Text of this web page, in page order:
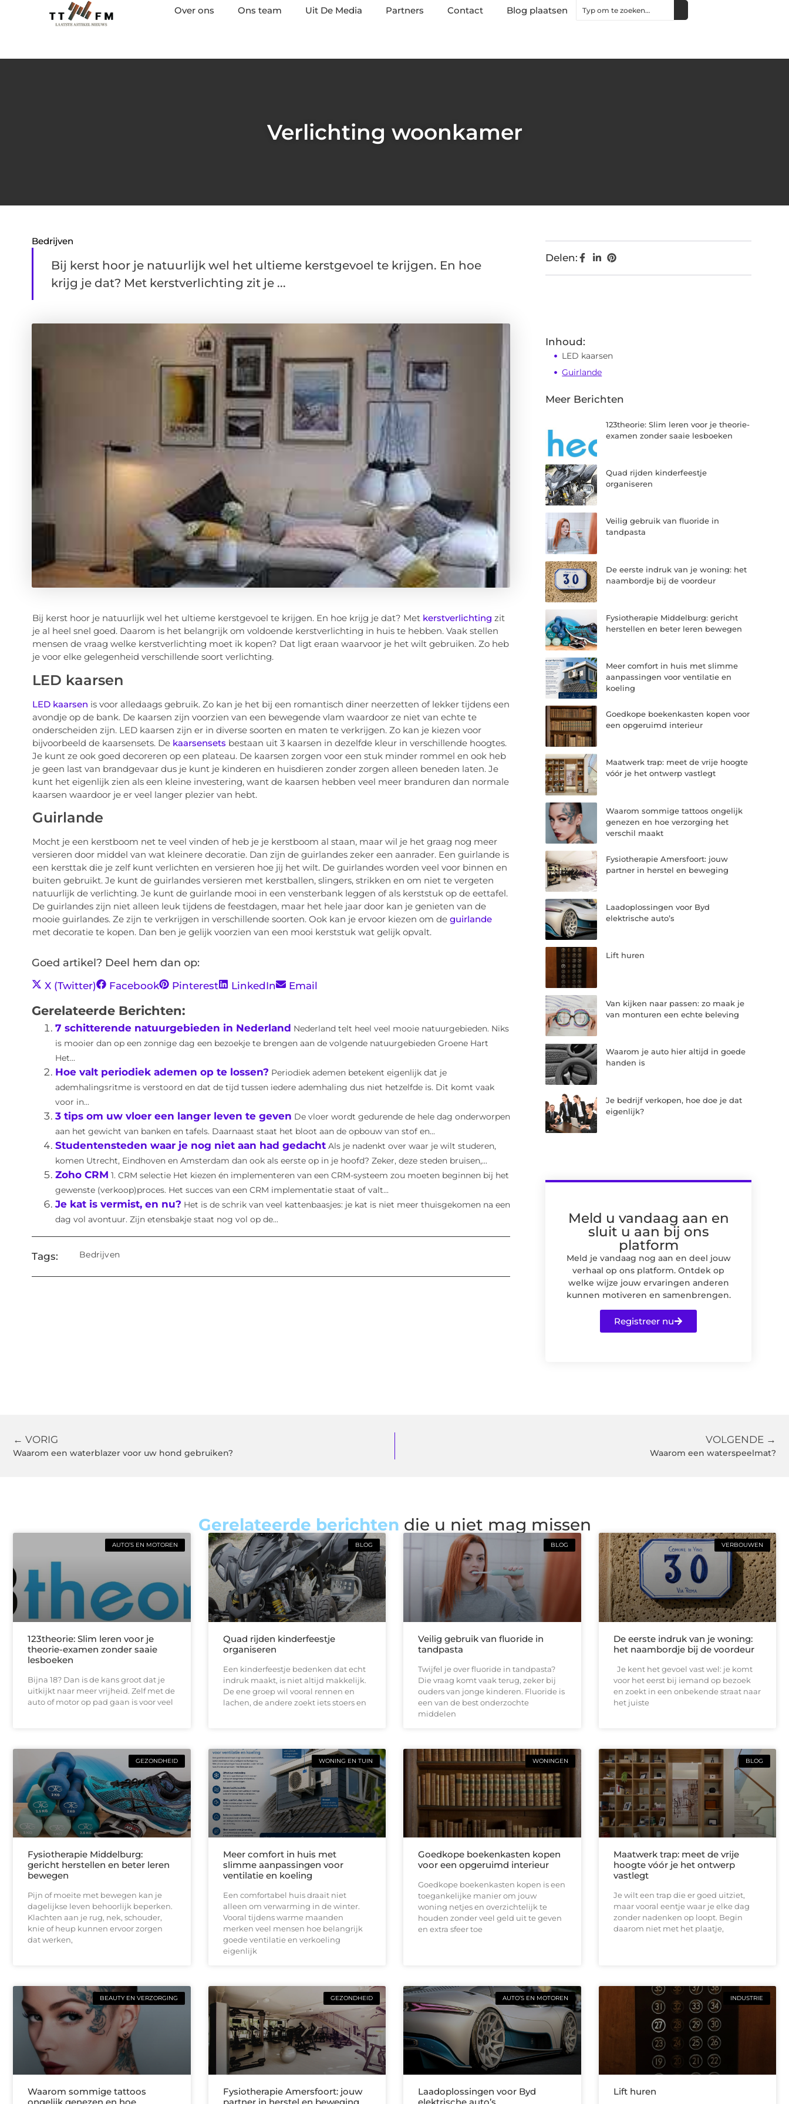
Over ons Ons team Uit De Media Partners Contact Blog plaatsen
Verlichting woonkamer
Bedrijven
Bij kerst hoor je natuurlijk wel het ultieme kerstgevoel te krijgen. En hoe
krijg je dat? Met kerstverlichting zit je ...
Bij kerst hoor je natuurlijk wel het ultieme kerstgevoel te krijgen. En hoe krijg je dat? Met kerstverlichting zit
je al heel snel goed. Daarom is het belangrijk om voldoende kerstverlichting in huis te hebben. Vaak stellen
mensen de vraag welke kerstverlichting moet ik kopen? Dat ligt eraan waarvoor je het wilt gebruiken. Zo heb
je voor elke gelegenheid verschillende soort verlichting.
LED kaarsen
LED kaarsen is voor alledaags gebruik. Zo kan je het bij een romantisch diner neerzetten of lekker tijdens een
avondje op de bank. De kaarsen zijn voorzien van een bewegende vlam waardoor ze niet van echte te
onderscheiden zijn. LED kaarsen zijn er in diverse soorten en maten te verkrijgen. Zo kan je kiezen voor
bijvoorbeeld de kaarsensets. De kaarsensets bestaan uit 3 kaarsen in dezelfde kleur in verschillende hoogtes.
Je kunt ze ook goed decoreren op een plateau. De kaarsen zorgen voor een stuk minder rommel en ook heb
je geen last van brandgevaar dus je kunt je kinderen en huisdieren zonder zorgen alleen beneden laten. Je
kunt het eigenlijk zien als een kleine investering, want de kaarsen hebben veel meer branduren dan normale
kaarsen waardoor je er veel langer plezier van hebt.
Guirlande
Mocht je een kerstboom net te veel vinden of heb je je kerstboom al staan, maar wil je het graag nog meer
versieren door middel van wat kleinere decoratie. Dan zijn de guirlandes zeker een aanrader. Een guirlande is
een kersttak die je zelf kunt verlichten en versieren hoe jij het wilt. De guirlandes worden veel voor binnen en
buiten gebruikt. Je kunt de guirlandes versieren met kerstballen, slingers, strikken en om niet te vergeten
natuurlijk de verlichting. Je kunt de guirlande mooi in een vensterbank leggen of als kerststuk op de eettafel.
De guirlandes zijn niet alleen leuk tijdens de feestdagen, maar het hele jaar door kan je genieten van de
mooie guirlandes. Ze zijn te verkrijgen in verschillende soorten. Ook kan je ervoor kiezen om de guirlande
met decoratie te kopen. Dan ben je gelijk voorzien van een mooi kerststuk wat gelijk opvalt.
Goed artikel? Deel hem dan op:
X (Twitter) Facebook Pinterest LinkedIn Email
Gerelateerde Berichten:
7 schitterende natuurgebieden in Nederland Nederland telt heel veel mooie natuurgebieden. Niks
is mooier dan op een zonnige dag een bezoekje te brengen aan de volgende natuurgebieden Groene Hart
Het...
Hoe valt periodiek ademen op te lossen? Periodiek ademen betekent eigenlijk dat je
ademhalingsritme is verstoord en dat de tijd tussen iedere ademhaling dus niet hetzelfde is. Dit komt vaak
voor in...
3 tips om uw vloer een langer leven te geven De vloer wordt gedurende de hele dag onderworpen
aan het gewicht van banken en tafels. Daarnaast staat het bloot aan de opbouw van stof en...
Studentensteden waar je nog niet aan had gedacht Als je nadenkt over waar je wilt studeren,
komen Utrecht, Eindhoven en Amsterdam dan ook als eerste op in je hoofd? Zeker, deze steden bruisen,...
Zoho CRM 1. CRM selectie Het kiezen én implementeren van een CRM-systeem zou moeten beginnen bij het
gewenste (verkoop)proces. Het succes van een CRM implementatie staat of valt...
Je kat is vermist, en nu? Het is de schrik van veel kattenbaasjes: je kat is niet meer thuisgekomen na een
dag vol avontuur. Zijn etensbakje staat nog vol op de...
Tags: Bedrijven
Delen:
Inhoud:
LED kaarsen
Guirlande
Meer Berichten
123theorie: Slim leren voor je theorie-
examen zonder saaie lesboeken
Quad rijden kinderfeestje
organiseren
Veilig gebruik van fluoride in
tandpasta
De eerste indruk van je woning: het
naambordje bij de voordeur
Fysiotherapie Middelburg: gericht
herstellen en beter leren bewegen
Meer comfort in huis met slimme
aanpassingen voor ventilatie en
koeling
Goedkope boekenkasten kopen voor
een opgeruimd interieur
Maatwerk trap: meet de vrije hoogte
vóór je het ontwerp vastlegt
Waarom sommige tattoos ongelijk
genezen en hoe verzorging het
verschil maakt
Fysiotherapie Amersfoort: jouw
partner in herstel en beweging
Laadoplossingen voor Byd
elektrische auto’s
Lift huren
Van kijken naar passen: zo maak je
van monturen een echte beleving
Waarom je auto hier altijd in goede
handen is
Je bedrijf verkopen, hoe doe je dat
eigenlijk?
Meld u vandaag aan en
sluit u aan bij ons
platform
Meld je vandaag nog aan en deel jouw
verhaal op ons platform. Ontdek op
welke wijze jouw ervaringen anderen
kunnen motiveren en samenbrengen.
Registreer nu
← VORIG
Waarom een waterblazer voor uw hond gebruiken?
VOLGENDE →
Waarom een waterspeelmat?
Gerelateerde berichten die u niet mag missen
AUTO’S EN MOTOREN
123theorie: Slim leren voor je
theorie-examen zonder saaie
lesboeken
Bijna 18? Dan is de kans groot dat je
uitkijkt naar meer vrijheid. Zelf met de
auto of motor op pad gaan is voor veel
BLOG
Quad rijden kinderfeestje
organiseren
Een kinderfeestje bedenken dat echt
indruk maakt, is niet altijd makkelijk.
De ene groep wil vooral rennen en
lachen, de andere zoekt iets stoers en
BLOG
Veilig gebruik van fluoride in
tandpasta
Twijfel je over fluoride in tandpasta?
Die vraag komt vaak terug, zeker bij
ouders van jonge kinderen. Fluoride is
een van de best onderzochte
middelen
VERBOUWEN
De eerste indruk van je woning:
het naambordje bij de voordeur
Je kent het gevoel vast wel: je komt
voor het eerst bij iemand op bezoek
en zoekt in een onbekende straat naar
het juiste
GEZONDHEID
Fysiotherapie Middelburg:
gericht herstellen en beter leren
bewegen
Pijn of moeite met bewegen kan je
dagelijkse leven behoorlijk beperken.
Klachten aan je rug, nek, schouder,
knie of heup kunnen ervoor zorgen
dat werken,
WONING EN TUIN
Meer comfort in huis met
slimme aanpassingen voor
ventilatie en koeling
Een comfortabel huis draait niet
alleen om verwarming in de winter.
Vooral tijdens warme maanden
merken veel mensen hoe belangrijk
goede ventilatie en verkoeling
eigenlijk
WONINGEN
Goedkope boekenkasten kopen
voor een opgeruimd interieur
Goedkope boekenkasten kopen is een
toegankelijke manier om jouw
woning netjes en overzichtelijk te
houden zonder veel geld uit te geven
en extra sfeer toe
BLOG
Maatwerk trap: meet de vrije
hoogte vóór je het ontwerp
vastlegt
Je wilt een trap die er goed uitziet,
maar vooral eentje waar je elke dag
zonder nadenken op loopt. Begin
daarom niet met het plaatje,
BEAUTY EN VERZORGING
Waarom sommige tattoos
GEZONDHEID
Fysiotherapie Amersfoort: jouw
AUTO’S EN MOTOREN
Laadoplossingen voor Byd
INDUSTRIE
Lift huren